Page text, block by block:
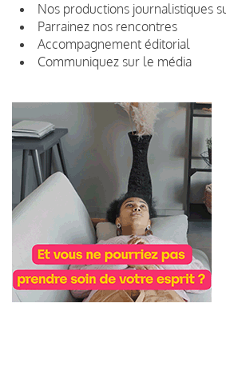
Nos productions journalistiques
Parrainez nos rencontres
Accompagnement éditorial
Communiquez sur le média